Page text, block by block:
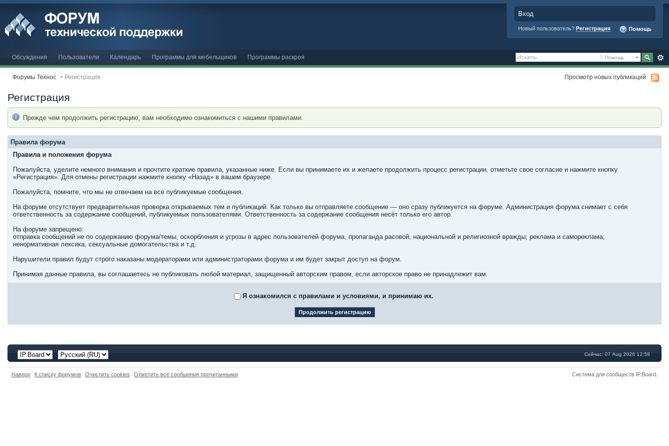
Вход
Новый пользователь? Регистрация Помощь
Помощь
Обсуждения Пользователи Календарь Программы для мебельщиков Программы раскроя
Форумы Технос > Регистрация Просмотр новых публикаций
Регистрация
Прежде чем продолжить регистрацию, вам необходимо ознакомиться с нашими правилами.
Правила форума
Правила и положения форума
Пожалуйста, уделите немного внимания и прочтите краткие правила, указанные ниже. Если вы принимаете их и желаете продолжить процесс регистрации, отметьте свое согласие и нажмите кнопку
«Регистрация». Для отмены регистрации нажмите кнопку «Назад» в вашем браузере.
Пожалуйста, помните, что мы не отвечаем на все публикуемые сообщения.
На форуме отсутствует предварительная проверка открываемых тем и публикаций. Как только вы отправляете сообщение — оно сразу публикуется на форуме. Администрация форума снимает с себя
ответственность за содержание сообщений, публикуемых пользователями. Ответственность за содержание сообщения несёт только его автор.
На форуме запрещено:
отправка сообщений не по содержанию форума/темы, оскорбления и угрозы в адрес пользователей форума, пропаганда расовой, национальной и религиозной вражды; реклама и самореклама;
ненормативная лексика, сексуальные домогательства и т.д.
Нарушители правил будут строго наказаны модераторами или администраторами форума и им будет закрыт доступ на форум.
Принимая данные правила, вы соглашаетесь не публиковать любой материал, защищенный авторским правом, если авторское право не принадлежит вам.
Я ознакомился с правилами и условиями, и принимаю их.
Сейчас: 07 Aug 2026 12:58
Наверх К списку форумов Очистить cookies Отметить все сообщения прочитанными Система для сообществ IP.Board